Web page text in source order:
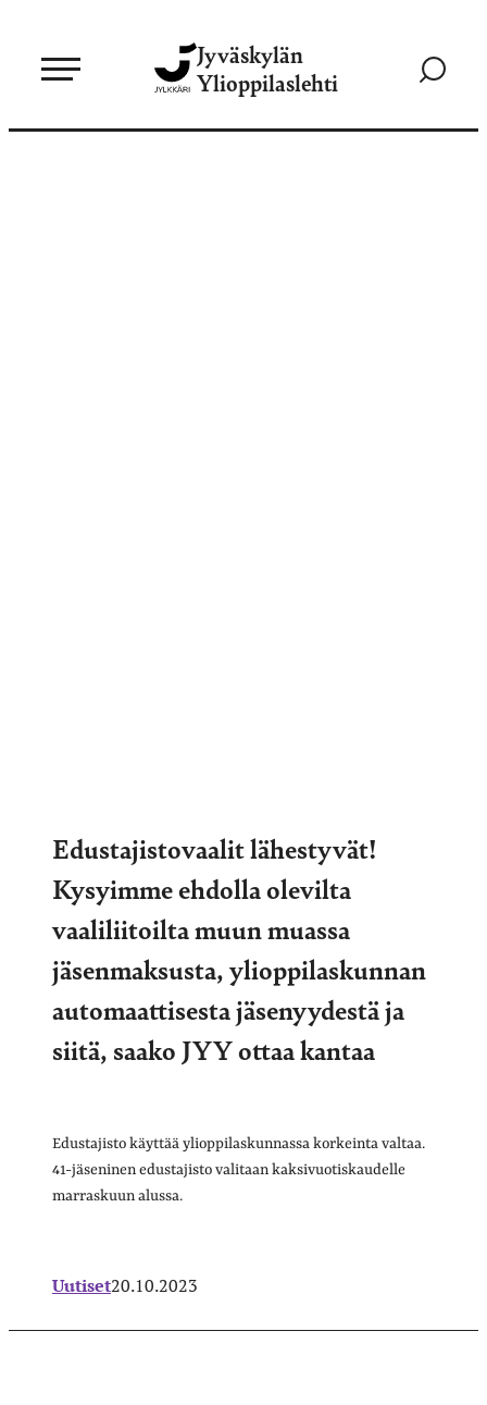
sisältöön
Jyväskylän
Ylioppilaslehti
Siirry
Edustajistovaalit lähestyvät!
Kysyimme ehdolla olevilta
vaaliliitoilta muun muassa
jäsenmaksusta, ylioppilaskunnan
automaattisesta jäsenyydestä ja
siitä, saako JYY ottaa kantaa
Edustajisto käyttää ylioppilaskunnassa korkeinta valtaa.
41-jäseninen edustajisto valitaan kaksivuotiskaudelle
marraskuun alussa.
Uutiset20.10.2023